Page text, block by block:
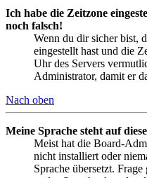
Ich habe die Zeitzone
noch falsch!
Wenn du dir sicher bist,
eingestellt hast und die
Uhr des Servers
Administrator, damit er
Nach oben
Meine Sprache steht auf
Meist hat die Board-
nicht installiert oder
Sprache übersetzt.